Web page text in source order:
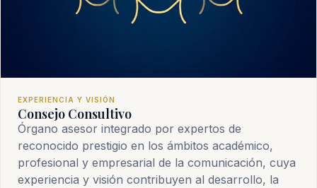
EXPERIENCIA Y VISIÓN
Consejo Consultivo
Órgano asesor integrado por expertos de
reconocido prestigio en los ámbitos académico,
profesional y empresarial de la comunicación, cuya
experiencia y visión contribuyen al desarrollo, la